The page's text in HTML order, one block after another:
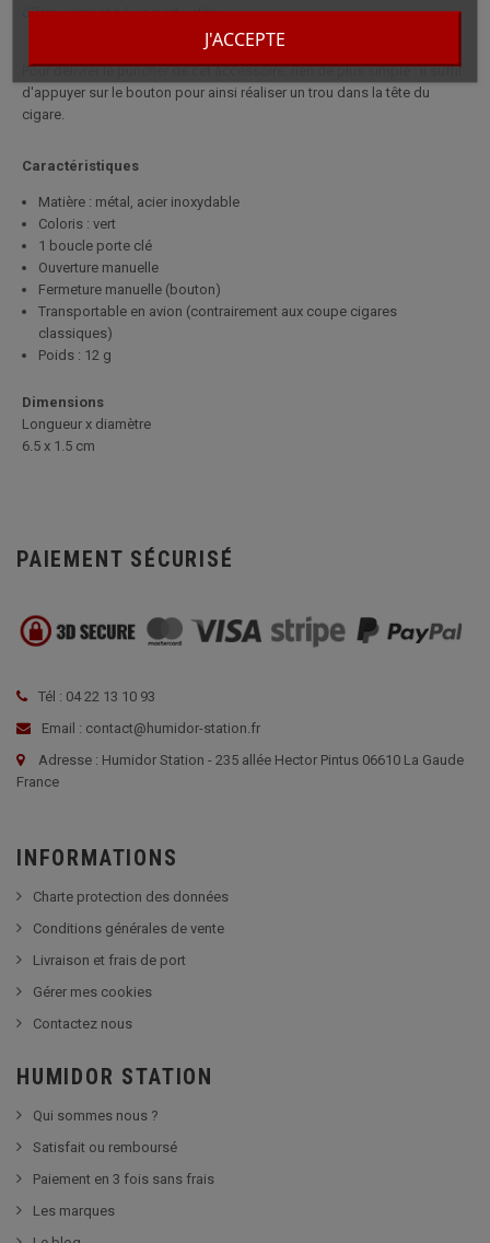
J'ACCEPTE
d'être accroché à un porte clés.
Pour délivrer le puncher de cet accessoire, rien de plus simple : il suffit
d'appuyer sur le bouton pour ainsi réaliser un trou dans la tête du
cigare.
Caractéristiques
Matière : métal, acier inoxydable
Coloris : vert
1 boucle porte clé
Ouverture manuelle
Fermeture manuelle (bouton)
Transportable en avion (contrairement aux coupe cigares
classiques)
Poids : 12 g
Dimensions
Longueur x diamètre
6.5 x 1.5 cm
PAIEMENT SÉCURISÉ
Tél : 04 22 13 10 93
Email : contact@humidor-station.fr
Adresse : Humidor Station - 235 allée Hector Pintus 06610 La Gaude
France
INFORMATIONS
Charte protection des données
Conditions générales de vente
Livraison et frais de port
Gérer mes cookies
Contactez nous
HUMIDOR STATION
Qui sommes nous ?
Satisfait ou remboursé
Paiement en 3 fois sans frais
Les marques